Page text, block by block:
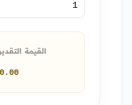
القيمة
0.00